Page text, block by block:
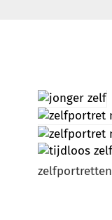
zelfportretten